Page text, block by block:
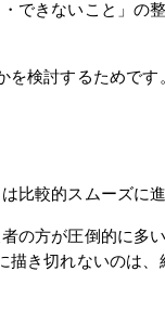
できないこと」の
検討するためで
比較的スムーズに進
の方が圧倒的に多
描き切れないのは